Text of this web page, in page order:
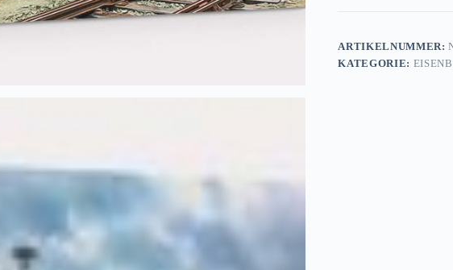
Leinwand,
Ölgemälde,
Digital
Art,
ARTIKELNUMMER:
KATEGORIE: